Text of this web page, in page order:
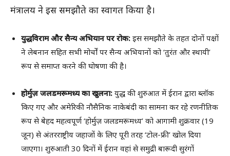
मंत्रालय ने इस समझौते का स्वागत किया है।
युद्धविराम और सैन्य अभियान पर रोक: इस समझौते के तहत दोनों पक्षों
ने लेबनान सहित सभी मोर्चों पर सैन्य अभियानों को ‘तुरंत और स्थायी’
रूप से समाप्त करने की घोषणा की है।
होर्मुज़ जलडमरूमध्य का खुलना: युद्ध की शुरुआत में ईरान द्वारा ब्लॉक
किए गए और अमेरिकी नौसैनिक नाकेबंदी का सामना कर रहे रणनीतिक
रूप से बेहद महत्वपूर्ण ‘होर्मुज़ जलडमरूमध्य’ को आगामी शुक्रवार (19
जून) से अंतरराष्ट्रीय जहाजों के लिए पूरी तरह ‘टोल-फ्री’ खोल दिया
जाएगा। शुरुआती 30 दिनों में ईरान वहां से समुद्री बारूदी सुरंगों